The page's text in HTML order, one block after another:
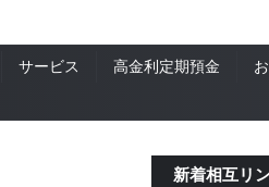
サービス 高金利定期預金
新着相互リ